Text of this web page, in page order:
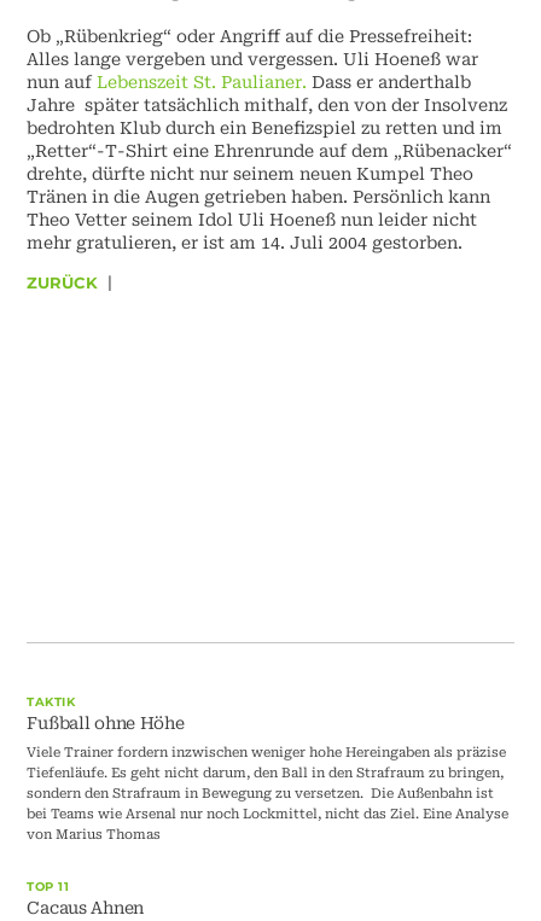
Ob „Rübenkrieg“ oder Angriff auf die Pressefreiheit:
Alles lange vergeben und vergessen. Uli Hoeneß war
nun aufLebenszeit St. Paulianer.Dass er anderthalb
Jahre später tatsächlich mithalf, den von der Insolvenz
bedrohten Klub durch ein Benefizspiel zu retten und im
„Retter“-T-Shirt eine Ehrenrunde auf dem „Rübenacker“
drehte, dürfte nicht nur seinem neuen Kumpel Theo
Tränen in die Augen getrieben haben. Persönlich kann
Theo Vetter seinem Idol Uli Hoeneß nun leider nicht
mehr gratulieren, er ist am 14. Juli 2004 gestorben.
ZURÜCK |
TAKTIK
Fußball ohne Höhe
Viele Trainer fordern inzwischen weniger hohe Hereingaben als präzise
Tiefenläufe. Es geht nicht darum, den Ball in den Strafraum zu bringen,
sondern den Strafraum in Bewegung zu versetzen. Die Außenbahn ist
bei Teams wie Arsenal nur noch Lockmittel, nicht das Ziel. Eine Analyse
von Marius Thomas
TOP 11
Cacaus Ahnen